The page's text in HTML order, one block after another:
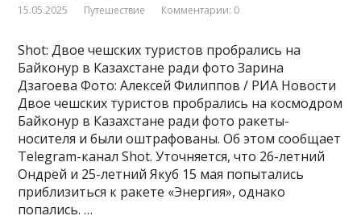
15.05.2025 Путешествие Комментарии: 0
Shot: Двое чешских туристов пробрались на
Байконур в Казахстане ради фото Зарина
Дзагоева Фото: Алексей Филиппов / РИА Новости
Двое чешских туристов пробрались на космодром
Байконур в Казахстане ради фото ракеты-
носителя и были оштрафованы. Об этом сообщает
Telegram-канал Shot. Уточняется, что 26-летний
Ондрей и 25-летний Якуб 15 мая попытались
приблизиться к ракете «Энергия», однако
попались. …